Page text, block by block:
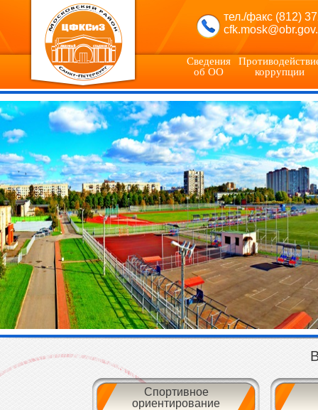
тел./факс (812)
Сведения
об ОО
коррупции
Спортивное
ориентирование